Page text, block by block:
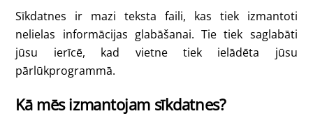
Sīkdatnes ir mazi teksta faili, kas tiek izmantoti
nelielas informācijas glabāšanai. Tie tiek saglabāti
jūsu ierīcē, kad vietne tiek ielādēta jūsu
pārlūkprogrammā.
Kā mēs izmantojam sīkdatnes?